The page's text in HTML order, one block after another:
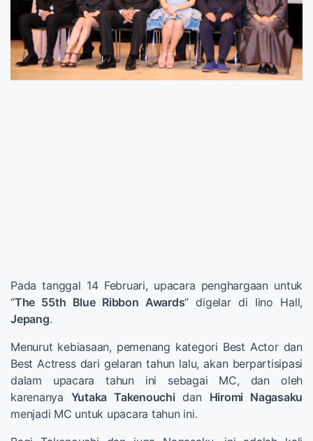
Pada tanggal 14 Februari, upacara penghargaan untuk
“The 55th Blue Ribbon Awards” digelar di Iino Hall,
Jepang.
Menurut kebiasaan, pemenang kategori Best Actor dan
Best Actress dari gelaran tahun lalu, akan berpartisipasi
dalam upacara tahun ini sebagai MC, dan oleh
karenanya Yutaka Takenouchi dan Hiromi Nagasaku
menjadi MC untuk upacara tahun ini.